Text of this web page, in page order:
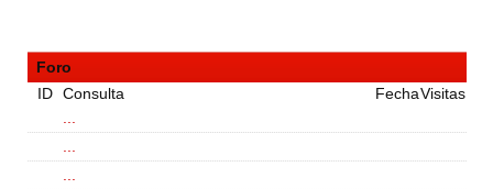
Foro
ID Consulta FechaVisitas